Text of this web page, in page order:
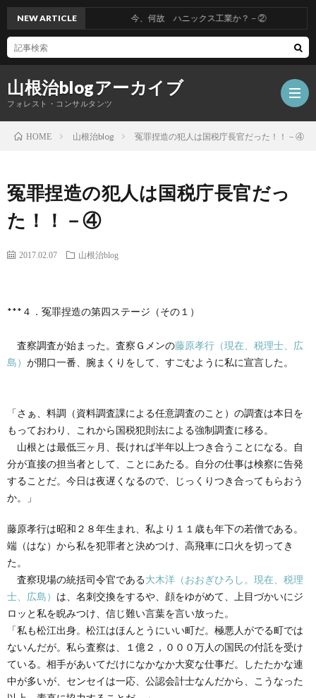
山根治blogアーカイブ
フォレスト・コンサルタンツ
NEW ARTICLE 今、何故 ハニックス工業か？－②
HOME 山根治blog 冤罪捏造の犯人は国税庁長官だった！！－④
冤罪捏造の犯人は国税庁長官だっ
た！！－④
2017.02.07 山根治blog
***４．冤罪捏造の第四ステージ（その１）
査察調査が始まった。査察Ｇメンの藤原孝行（現在、税理士、広
島） が開口一番、腕まくりをして、すごむように私に宣言した。
「さぁ、料調（資料調査課による任意調査のこと）の調査は本日を
もっておわり、これから国税犯則法による強制調査に移る。
山根とは最低三ヶ月、長ければ半年以上つき合うことになる。自
分が直接の担当者として、ことにあたる。自分の仕事は検察に告発
することだ。今日は夜遅くなるので、じっくりつき合ってもらおう
か。」
藤原孝行は昭和２８年生まれ、私より１１歳も年下の若僧である。
端（はな）から私を犯罪者と決めつけ、高飛車に口火を切ってき
た。
査察現場の統括司令官である大木洋（おおぎひろし。現在、税理
士、広島） は、名刺交換をするや、顔をゆがめて、上目づかいにジ
ロッと私を睨みつけ、信じ難い言葉を言い放った。
「私も松江出身。松江はほんとうにいい町だ。極悪人がでる町では
ないんだが。私ら査察は、１億２，０００万人の国民の付託を受け
ている。相手があいてだけになかなか大変な仕事だ。したたかな連
中が多いが、センセイは一応、公認会計士なんだから、こうなった